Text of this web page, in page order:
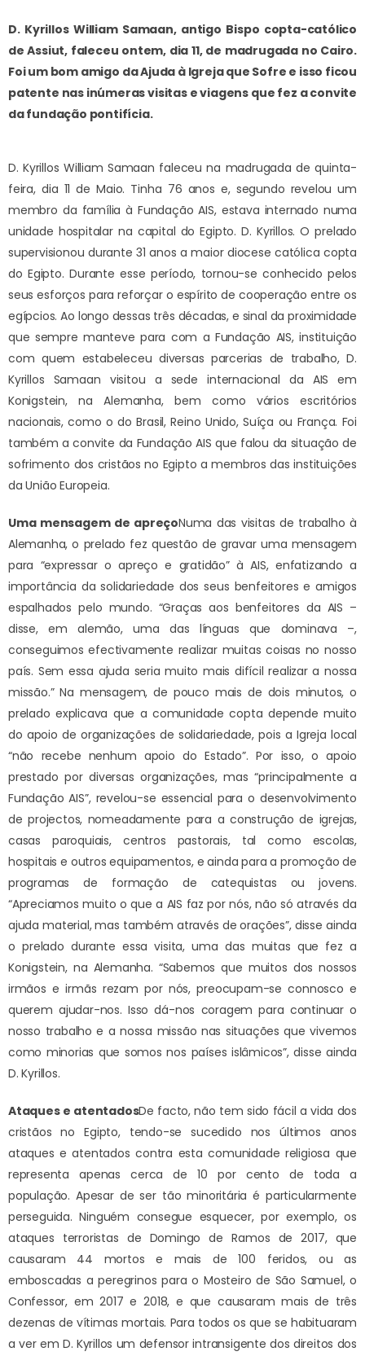
D. Kyrillos William Samaan, antigo Bispo copta-católico
de Assiut, faleceu ontem, dia 11, de madrugada no Cairo.
Foi um bom amigo da Ajuda à Igreja que Sofre e isso ficou
patente nas inúmeras visitas e viagens que fez a convite
da fundação pontifícia.
D. Kyrillos William Samaan faleceu na madrugada de quinta-
feira, dia 11 de Maio. Tinha 76 anos e, segundo revelou um
membro da família à Fundação AIS, estava internado numa
unidade hospitalar na capital do Egipto. D. Kyrillos. O prelado
supervisionou durante 31 anos a maior diocese católica copta
do Egipto. Durante esse período, tornou-se conhecido pelos
seus esforços para reforçar o espírito de cooperação entre os
egípcios. Ao longo dessas três décadas, e sinal da proximidade
que sempre manteve para com a Fundação AIS, instituição
com quem estabeleceu diversas parcerias de trabalho, D.
Kyrillos Samaan visitou a sede internacional da AIS em
Konigstein, na Alemanha, bem como vários escritórios
nacionais, como o do Brasil, Reino Unido, Suíça ou França. Foi
também a convite da Fundação AIS que falou da situação de
sofrimento dos cristãos no Egipto a membros das instituições
da União Europeia.
Uma mensagem de apreçoNuma das visitas de trabalho à
Alemanha, o prelado fez questão de gravar uma mensagem
para “expressar o apreço e gratidão” à AIS, enfatizando a
importância da solidariedade dos seus benfeitores e amigos
espalhados pelo mundo. “Graças aos benfeitores da AIS –
disse, em alemão, uma das línguas que dominava –,
conseguimos efectivamente realizar muitas coisas no nosso
país. Sem essa ajuda seria muito mais difícil realizar a nossa
missão.” Na mensagem, de pouco mais de dois minutos, o
prelado explicava que a comunidade copta depende muito
do apoio de organizações de solidariedade, pois a Igreja local
“não recebe nenhum apoio do Estado”. Por isso, o apoio
prestado por diversas organizações, mas “principalmente a
Fundação AIS”, revelou-se essencial para o desenvolvimento
de projectos, nomeadamente para a construção de igrejas,
casas paroquiais, centros pastorais, tal como escolas,
hospitais e outros equipamentos, e ainda para a promoção de
programas de formação de catequistas ou jovens.
“Apreciamos muito o que a AIS faz por nós, não só através da
ajuda material, mas também através de orações”, disse ainda
o prelado durante essa visita, uma das muitas que fez a
Konigstein, na Alemanha. “Sabemos que muitos dos nossos
irmãos e irmãs rezam por nós, preocupam-se connosco e
querem ajudar-nos. Isso dá-nos coragem para continuar o
nosso trabalho e a nossa missão nas situações que vivemos
como minorias que somos nos países islâmicos”, disse ainda
D. Kyrillos.
Ataques e atentadosDe facto, não tem sido fácil a vida dos
cristãos no Egipto, tendo-se sucedido nos últimos anos
ataques e atentados contra esta comunidade religiosa que
representa apenas cerca de 10 por cento de toda a
população. Apesar de ser tão minoritária é particularmente
perseguida. Ninguém consegue esquecer, por exemplo, os
ataques terroristas de Domingo de Ramos de 2017, que
causaram 44 mortos e mais de 100 feridos, ou as
emboscadas a peregrinos para o Mosteiro de São Samuel, o
Confessor, em 2017 e 2018, e que causaram mais de três
dezenas de vítimas mortais. Para todos os que se habituaram
a ver em D. Kyrillos um defensor intransigente dos direitos dos